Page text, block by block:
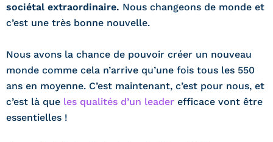
sociétal extraordinaire. Nous changeons de monde et
c’est une très bonne nouvelle.
Nous avons la chance de pouvoir créer un nouveau
monde comme cela n’arrive qu’une fois tous les 550
ans en moyenne. C’est maintenant, c’est pour nous, et
c’est là que les qualités d’un leader efficace vont être
essentielles !